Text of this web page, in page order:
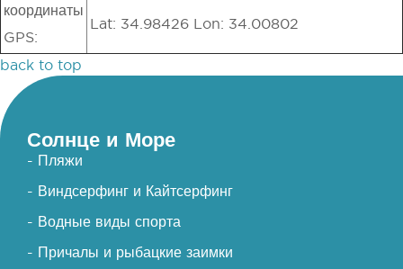
координаты
GPS:
Lat: 34.98426 Lon: 34.00802
back to top
Солнце и Море
- Пляжи
- Виндсерфинг и Кайтсерфинг
- Водные виды спорта
- Причалы и рыбацкие заимки